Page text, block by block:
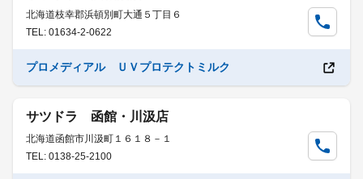
北海道枝幸郡浜頓別町大通５丁目６
TEL: 01634-2-0622
プロメディアル ＵＶプロテクトミルク
サツドラ 函館・川汲店
北海道函館市川汲町１６１８－１
TEL: 0138-25-2100